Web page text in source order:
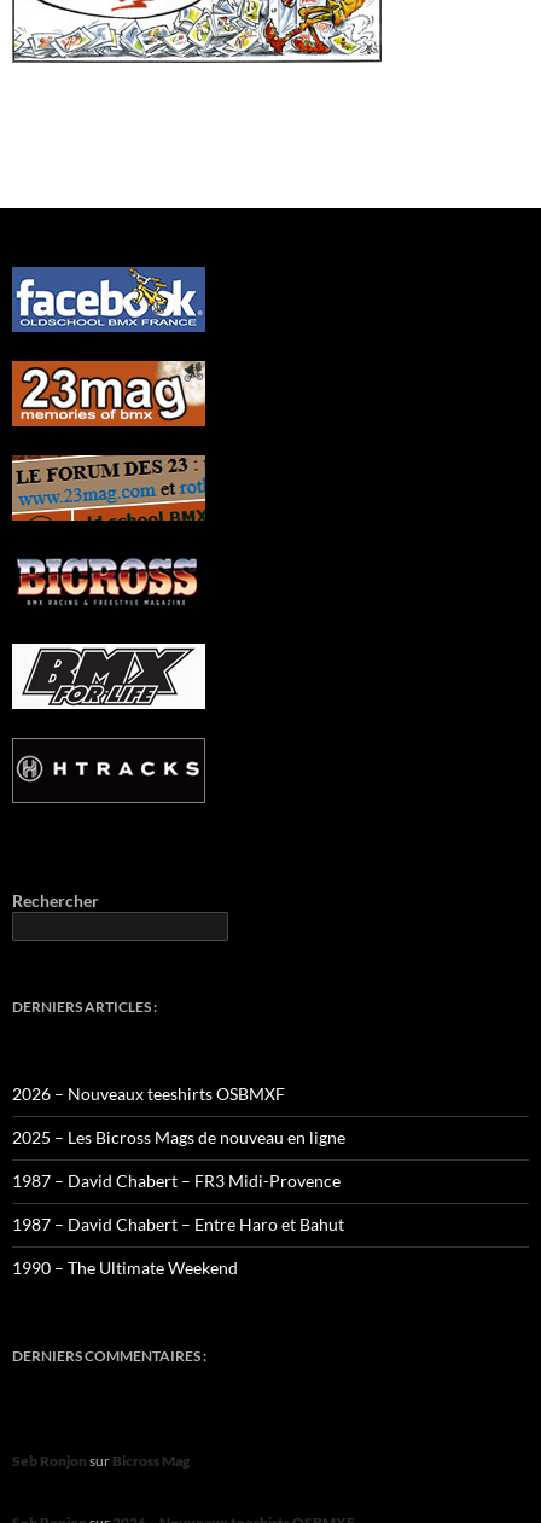
Rechercher
DERNIERS ARTICLES :
2026 – Nouveaux teeshirts OSBMXF
2025 – Les Bicross Mags de nouveau en ligne
1987 – David Chabert – FR3 Midi-Provence
1987 – David Chabert – Entre Haro et Bahut
1990 – The Ultimate Weekend
DERNIERS COMMENTAIRES :
Seb Ronjon sur Bicross Mag